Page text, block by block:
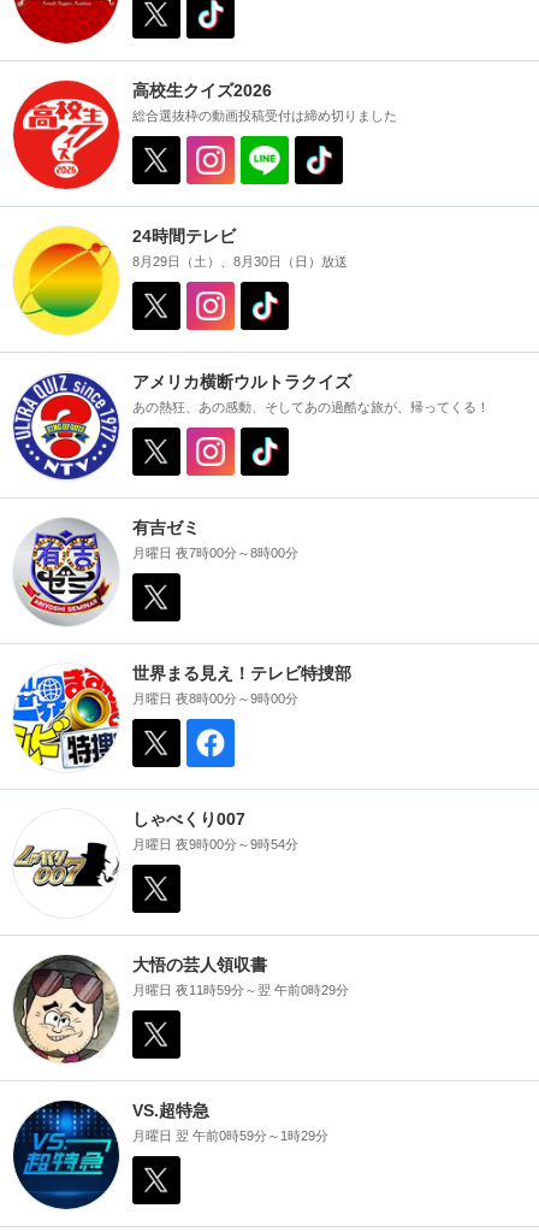
高校生クイズ2026
総合選抜枠の動画投稿受付は締め切りました
24時間テレビ
8月29日（土）、8月30日（日）放送
アメリカ横断ウルトラクイズ
あの熱狂、あの感動、そしてあの過酷な旅が、帰ってくる！
有吉ゼミ
月曜日 夜7時00分～8時00分
世界まる見え！テレビ特捜部
月曜日 夜8時00分～9時00分
しゃべくり007
月曜日 夜9時00分～9時54分
大悟の芸人領収書
月曜日 夜11時59分～翌 午前0時29分
VS.超特急
月曜日 翌 午前0時59分～1時29分